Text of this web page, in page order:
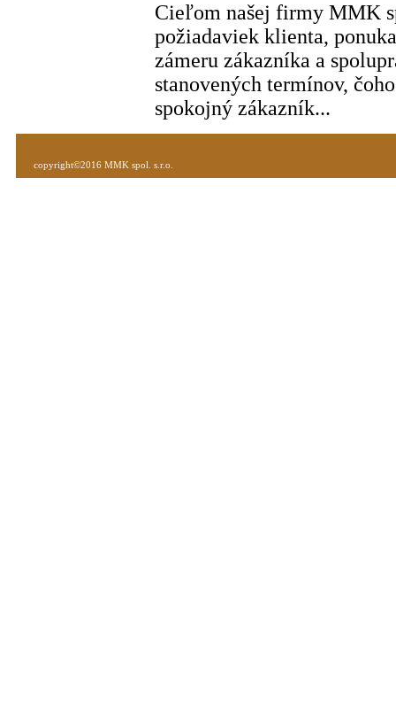
Cieľom našej firmy MMK
požiadaviek klienta,
zámeru zákazníka a
stanovených termínov,
spokojný zákazník...
copyright©2016 MMK spol. s.r.o.